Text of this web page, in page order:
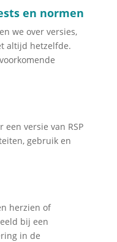
en normen
we over versies,
altijd hetzelfde.
versie van RSP
gebruik en
herzien of
bij een
in de